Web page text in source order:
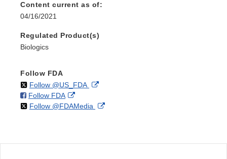
Content current as of:
04/16/2021
Regulated Product(s)
Biologics
Follow FDA
Follow @US_FDAon External
Disclaimer
Follow FDAon
Facebook
External
Link
Follow @FDAMedia on External